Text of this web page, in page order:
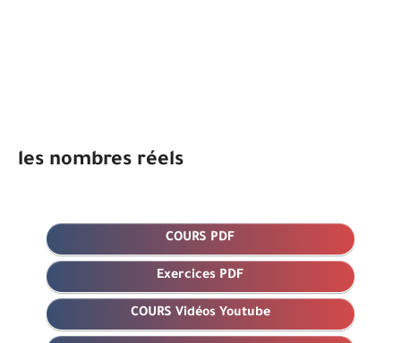
les nombres réels
COURS PDF
Exercices PDF
COURS Vidéos Youtube